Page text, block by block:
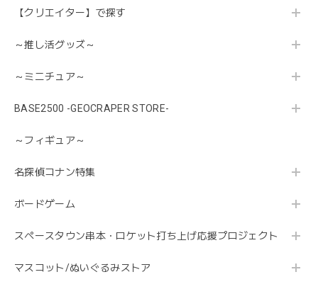
【クリエイター】で探す
～推し活グッズ～
～ミニチュア～
BASE2500 -GEOCRAPER STORE-
～フィギュア～
名探偵コナン特集
ボードゲーム
スペースタウン串本・ロケット打ち上げ応援プロジェクト
マスコット/ぬいぐるみストア